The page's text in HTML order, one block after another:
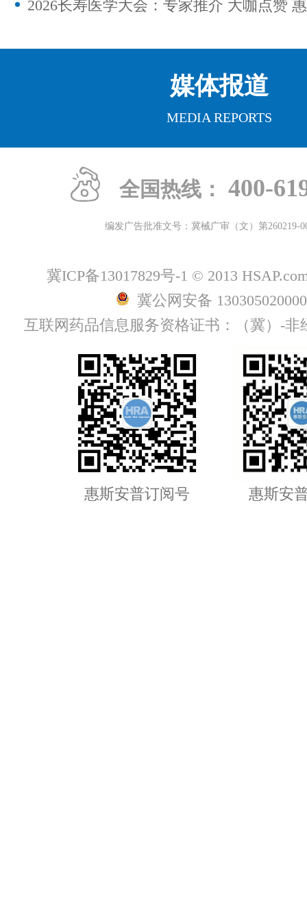
媒体报道
MEDIA REPORTS
全国热线： 400-
编发广告批准文号：冀械广审（文）第260219-
冀ICP备13017829号-1 © 2013
冀公网安备
互联网药品信息服务资格证书：（冀）-非
惠斯安普订阅号 惠斯安